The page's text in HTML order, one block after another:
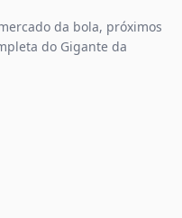
da bola, próximos
do Gigante da